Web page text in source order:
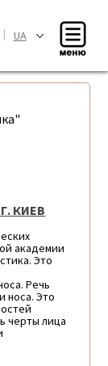
| UA
КИЕВ
академии
Это
Речь
носа. Это
черты лица